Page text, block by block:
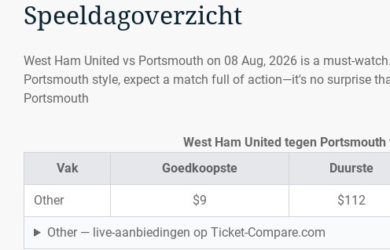
Speeldagoverzicht
West Ham United vs Portsmouth on 08 Aug, 2026 is a must-
Portsmouth style, expect a match full of action—it's no surprise
Portsmouth
Vak Goedkoopste Duurste
Other $9 $112
Other — live-aanbiedingen op Ticket-Compare.com
West Ham United tegen